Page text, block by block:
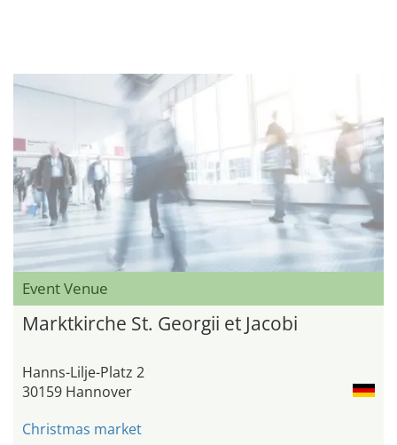
Event Venue
Marktkirche St. Georgii et Jacobi
Hanns-Lilje-Platz 2
30159 Hannover
Christmas market